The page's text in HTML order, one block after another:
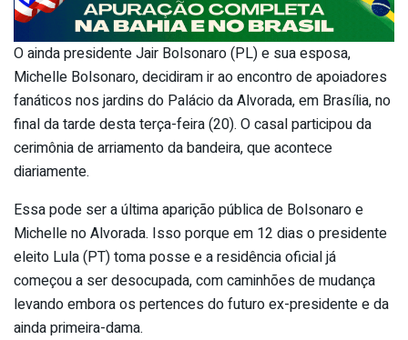
O ainda presidente Jair Bolsonaro (PL) e sua esposa,
Michelle Bolsonaro, decidiram ir ao encontro de apoiadores
fanáticos nos jardins do Palácio da Alvorada, em Brasília, no
final da tarde desta terça-feira (20). O casal participou da
cerimônia de arriamento da bandeira, que acontece
diariamente.
Essa pode ser a última aparição pública de Bolsonaro e
Michelle no Alvorada. Isso porque em 12 dias o presidente
eleito Lula (PT) toma posse e a residência oficial já
começou a ser desocupada, com caminhões de mudança
levando embora os pertences do futuro ex-presidente e da
ainda primeira-dama.